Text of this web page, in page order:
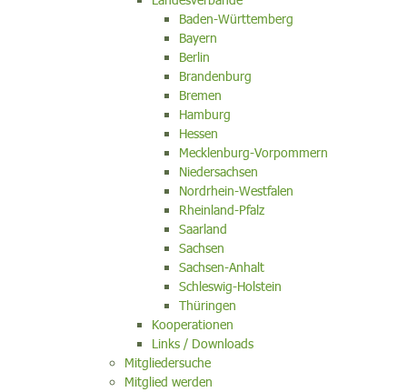
Baden-Württemberg
Bayern
Berlin
Brandenburg
Bremen
Hamburg
Hessen
Mecklenburg-Vorpommern
Niedersachsen
Nordrhein-Westfalen
Rheinland-Pfalz
Saarland
Sachsen
Sachsen-Anhalt
Schleswig-Holstein
Thüringen
Kooperationen
Links / Downloads
Mitgliedersuche
Mitglied werden